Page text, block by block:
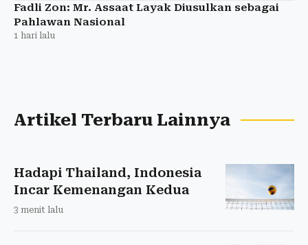
Fadli Zon: Mr. Assaat Layak Diusulkan sebagai
Pahlawan Nasional
1 hari lalu
Artikel Terbaru Lainnya
Hadapi Thailand, Indonesia
Incar Kemenangan Kedua
3 menit lalu